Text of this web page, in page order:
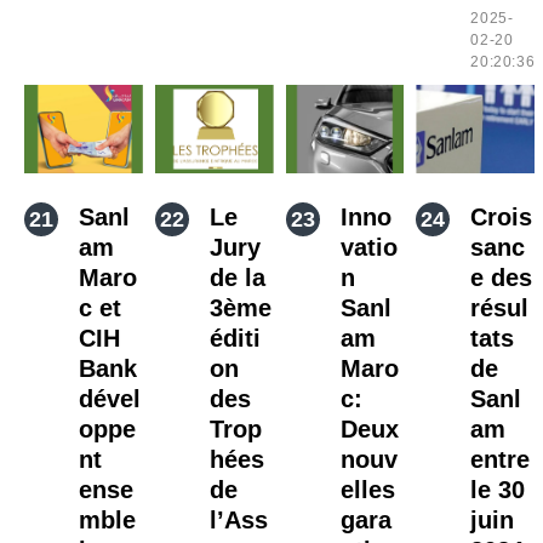
2025-
02-20
20:20:36
Sanl
am
Maro
c et
CIH
Bank
dével
oppe
nt
ense
mble
Le
Jury
de la
3ème
éditi
on
des
Trop
hées
de
l’Ass
Inno
vatio
n
Sanl
am
Maro
c:
Deux
nouv
elles
gara
Crois
sanc
e des
résul
tats
de
Sanl
am
entre
le 30
juin